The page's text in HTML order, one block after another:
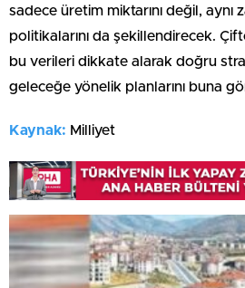
sadece üretim miktarını değil, aynı
politikalarını da şekillendirecek.
bu verileri dikkate alarak doğru
geleceğe yönelik planlarını buna
Kaynak: Milliyet